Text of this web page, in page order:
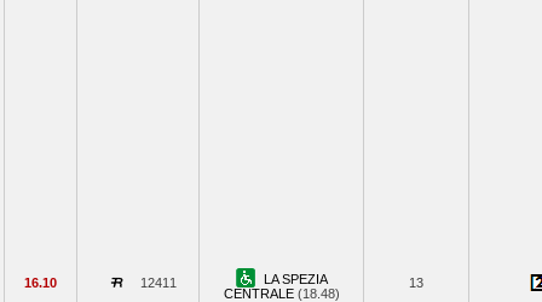
16.10 12411
LA SPEZIA
CENTRALE (18.48)
13